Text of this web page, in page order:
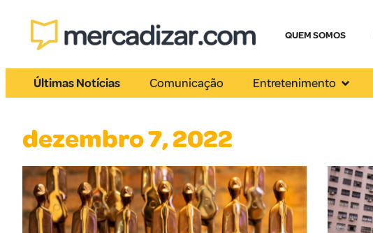
QUEM SOMOS
Últimas Notícias Comunicação Entretenimento
dezembro 7, 2022